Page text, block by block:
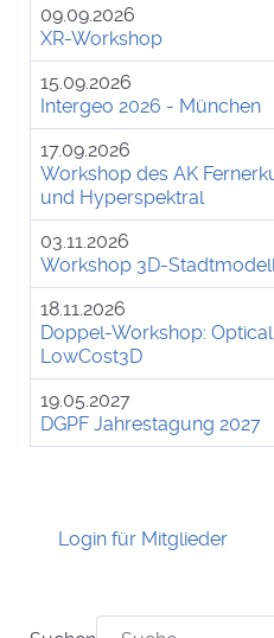
09.09.2026
XR-Workshop
15.09.2026
Intergeo 2026 - München
17.09.2026
Workshop des AK
und Hyperspektral
03.11.2026
Workshop 3D-
18.11.2026
Doppel-Workshop:
LowCost3D
19.05.2027
DGPF Jahrestagung 2027
Login für Mitglieder